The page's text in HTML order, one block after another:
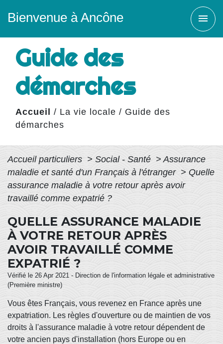
Bienvenue à Ancône menu
Guide des
démarches
Accueil / La vie locale / Guide des
démarches
Accueil particuliers > Social - Santé > Assurance
maladie et santé d'un Français à l'étranger > Quelle
assurance maladie à votre retour après avoir
travaillé comme expatrié ?
QUELLE ASSURANCE MALADIE
À VOTRE RETOUR APRÈS
AVOIR TRAVAILLÉ COMME
EXPATRIÉ ?
Vérifié le 26 Apr 2021 - Direction de l'information légale et administrative
(Première ministre)
Vous êtes Français, vous revenez en France après une
expatriation. Les règles d'ouverture ou de maintien de vos
droits à l'assurance maladie à votre retour dépendent de
votre ancien pays d'installation (hors Europe ou en